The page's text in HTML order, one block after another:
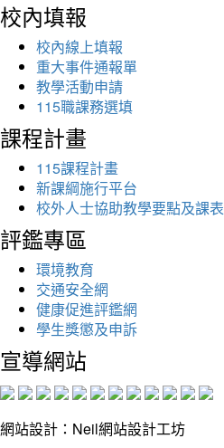
校內填報
校內線上填報
重大事件通報單
教學活動申請
115職課務選填
課程計畫
115課程計畫
新課綱施行平台
校外人士協助教學要點及課表
評鑑專區
環境教育
交通安全網
健康促進評鑑網
學生獎懲及申訴
宣導網站
網站設計：Neil網站設計工坊